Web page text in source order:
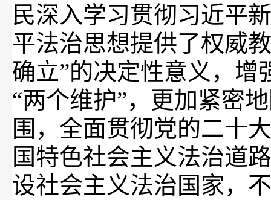
民深入学习贯彻习近平
平法治思想提供了权威
确立”的决定性意义，增
“两个维护”，更加紧密
围，全面贯彻党的二十
国特色社会主义法治道
设社会主义法治国家，